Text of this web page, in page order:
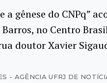
a gênese do CNPq”
no Centro
doutor Xavier
- AGÊNCIA UFRJ DE